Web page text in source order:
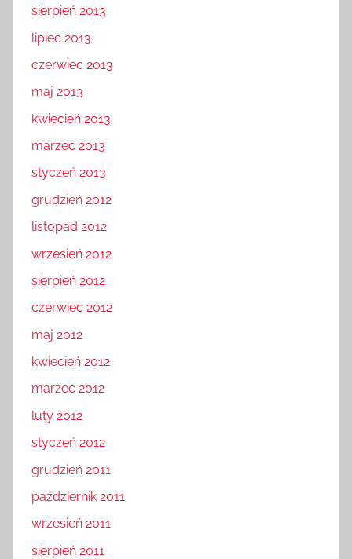
sierpień 2013
lipiec 2013
czerwiec 2013
maj 2013
kwiecień 2013
marzec 2013
styczeń 2013
grudzień 2012
listopad 2012
wrzesień 2012
sierpień 2012
czerwiec 2012
maj 2012
kwiecień 2012
marzec 2012
luty 2012
styczeń 2012
grudzień 2011
październik 2011
wrzesień 2011
sierpień 2011